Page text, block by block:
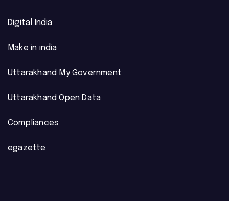
Digital India
Make in india
Uttarakhand My Government
Uttarakhand Open Data
Compliances
egazette